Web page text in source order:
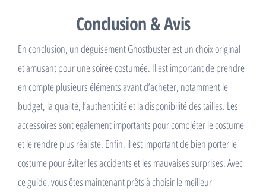
Conclusion & Avis
En conclusion, un déguisement Ghostbuster est un choix original
et amusant pour une soirée costumée. Il est important de prendre
en compte plusieurs éléments avant d’acheter, notamment le
budget, la qualité, l’authenticité et la disponibilité des tailles. Les
accessoires sont également importants pour compléter le costume
et le rendre plus réaliste. Enfin, il est important de bien porter le
costume pour éviter les accidents et les mauvaises surprises. Avec
ce guide, vous êtes maintenant prêts à choisir le meilleur